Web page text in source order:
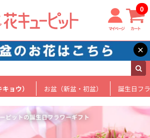
マイページ カート
0
×
ョウ） お盆（新盆・初盆） 誕生日フ
生日フラワーギフト